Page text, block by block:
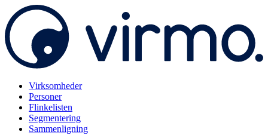
Virksomheder
Personer
Flinkelisten
Segmentering
Sammenligning